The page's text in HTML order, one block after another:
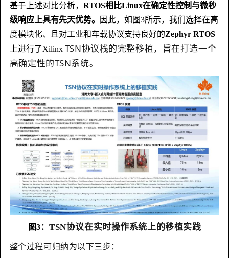
基于上述对比分析， RTOS相比Linux在确定性控制与微秒
级响应上具有先天优势。
因此，如图3所示，我们选择在高
度模块化、且对工业和车载协议支持良好的Zephyr RTOS
上进行了Xilinx TSN协议栈的完整移植，旨在打造一个
高确定性的TSN系统。
图3：TSN协议在实时操作系统上的移植实践
整个过程可归纳为以下三步：